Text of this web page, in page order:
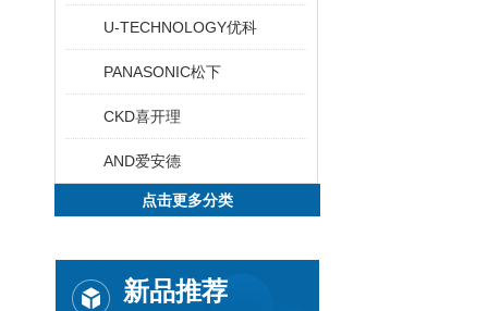
U-TECHNOLOGY优科
PANASONIC松下
CKD喜开理
AND爱安德
点击更多分类
新品推荐